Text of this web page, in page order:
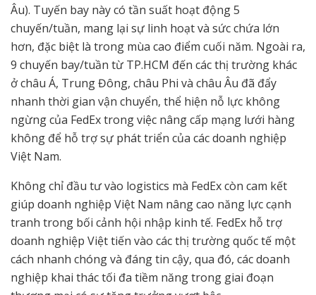
Âu). Tuyến bay này có tần suất hoạt động 5
chuyến/tuần, mang lại sự linh hoạt và sức chứa lớn
hơn, đặc biệt là trong mùa cao điểm cuối năm. Ngoài ra,
9 chuyến bay/tuần từ TP.HCM đến các thị trường khác
ở châu Á, Trung Đông, châu Phi và châu Âu đã đẩy
nhanh thời gian vận chuyển, thể hiện nỗ lực không
ngừng của FedEx trong việc nâng cấp mạng lưới hàng
không để hỗ trợ sự phát triển của các doanh nghiệp
Việt Nam.
Không chỉ đầu tư vào logistics mà FedEx còn cam kết
giúp doanh nghiệp Việt Nam nâng cao năng lực cạnh
tranh trong bối cảnh hội nhập kinh tế. FedEx hỗ trợ
doanh nghiệp Việt tiến vào các thị trường quốc tế một
cách nhanh chóng và đáng tin cậy, qua đó, các doanh
nghiệp khai thác tối đa tiềm năng trong giai đoạn